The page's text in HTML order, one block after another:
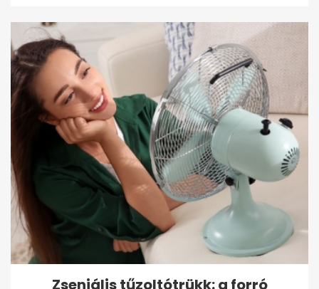
Zseniális tűzoltótrükk: a forró